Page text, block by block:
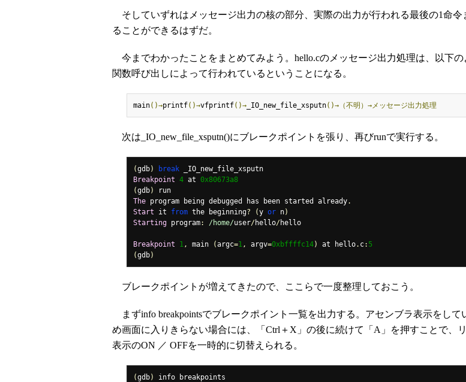
そしていずれはメッセージ出力の核の部分、実際の出力が行われる最後の1命令
ることができるはずだ。
今までわかったことをまとめてみよう。hello.cのメッセージ出力処理は、以下の
関数呼び出しによって行われているということになる。
main()→printf()→vfprintf()→_IO_new_file_xsputn()→（不明）→メッセージ出力処理
次は_IO_new_file_xsputn()にブレークポイントを張り、再びrunで実行する。
(gdb) break
_IO_new_file_xsputn
Breakpoint 4 at 0x80673a8
(gdb)
run
The program being debugged has been started already.
Start it from the beginning? (y or n)
Starting program: /home/user/hello/hello
Breakpoint 1, main (argc=1, argv=0xbffffc14) at hello. c: 5
(gdb)
ブレークポイントが増えてきたので、ここらで一度整理しておこう。
まずinfo breakpointsでブレークポイント一覧を出力する。アセンブラ表示をして
め画面に入りきらない場合には、「Ctrl＋X」の後に続けて「A」を押すことで、
表示のON ／ OFFを一時的に切替えられる。
(gdb)